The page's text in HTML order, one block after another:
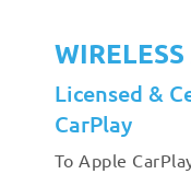
Licensed &
CarPlay
Το Apple